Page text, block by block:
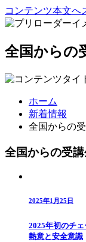
コンテンツ本文へ
全国からの
ホーム
新着情報
全国からの
全国からの受
2025年1月25日
2025年初のチ
熱意と安全意識